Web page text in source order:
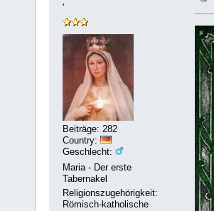
'
Beiträge: 282
Country:
Geschlecht:
Maria - Der erste
Tabernakel
Religionszugehörigkeit:
Römisch-katholische